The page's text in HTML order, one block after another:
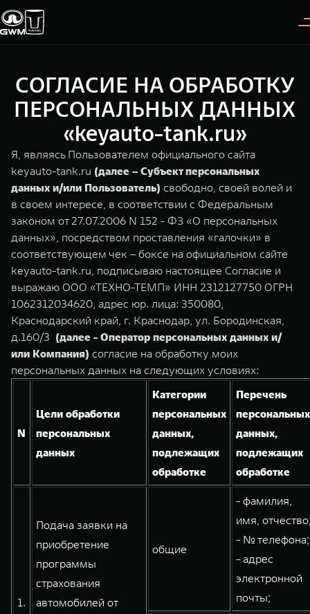
Модели
TANK 300
Следуй за открытиями
от 3 999 000 ₽
TANK 400
За пределы возможного
от 5 599 000 ₽
TANK 500
Веди за собой
TANK 700
Сила признания
от 10 199 000 ₽
от 6 149 000 ₽
Эстетика нового времени
от 5 699 000 ₽
Покупателям
ВЫБОР АВТОМОБИЛЯ
Спецпредложения
Конфигуратор
Тест-драйв
Зарядные станции
ПОКУПКА АВТОМОБИЛЯ
TANK Финансы
Корпоративным клиентам
TANK ФИНАНСЫ
TANK Кредит
TANK Лизинг
Владельцам
ГАРАНТИЯ И ПОДДЕРЖКА
Гарантия
Помощь на дороге
Калькулятор ТО
Нулевое ТО
Сервис
Специальные предложения
Моторные масла
ЦИФРОВЫЕ СЕРВИСЫ TANK
Цифровые сервисы TANK
О дилере
ИНФОРМАЦИЯ
О нас
35 лет GWM
GWM ТЕХ ДЕНЬ
Новости
СОГЛАСИЕ НА ОБРАБОТКУ
ПЕРСОНАЛЬНЫХ ДАННЫХ
«keyauto-tank.ru»
Я, являясь Пользователем официального сайта
keyauto-tank.ru (далее – Субъект персональных
данных и/или Пользователь) свободно, своей волей и
в своем интересе, в соответствии с Федеральным
законом от 27.07.2006 N 152 - ФЗ «О персональных
данных», посредством проставления «галочки» в
соответствующем чек – боксе на официальном сайте
keyauto-tank.ru, подписываю настоящее Согласие и
выражаю ООО «ТЕХНО-ТЕМП» ИНН 2312127750 ОГРН
1062312034620, адрес юр. лица: 350080,
Краснодарский край, г. Краснодар, ул. Бородинская,
д.160/3 (далее - Оператор персональных данных и/
или Компания) согласие на обработку моих
персональных данных на следующих условиях:
N
Цели обработки
персональных
данных
Категории
персональных
данных,
подлежащих
обработке
Перечень
персональных
данных,
подлежащих
обработке
1.
Подача заявки на
приобретение
программы
страхования
автомобилей от
общие
- фамилия,
имя,
- № телефона;
- адрес
электронной
почты;